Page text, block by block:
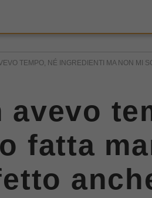
TEMPO, NÉ INGREDIENTI MA NON MI
avevo
fatta